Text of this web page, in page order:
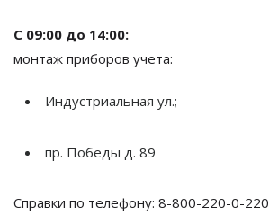
С 09:00 до 14:00:
монтаж приборов учета:
Индустриальная ул.;
пр. Победы д. 89
Справки по телефону: 8-800-220-0-220